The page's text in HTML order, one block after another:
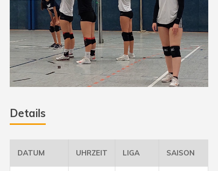
Details
DATUM UHRZEIT LIGA SAISON